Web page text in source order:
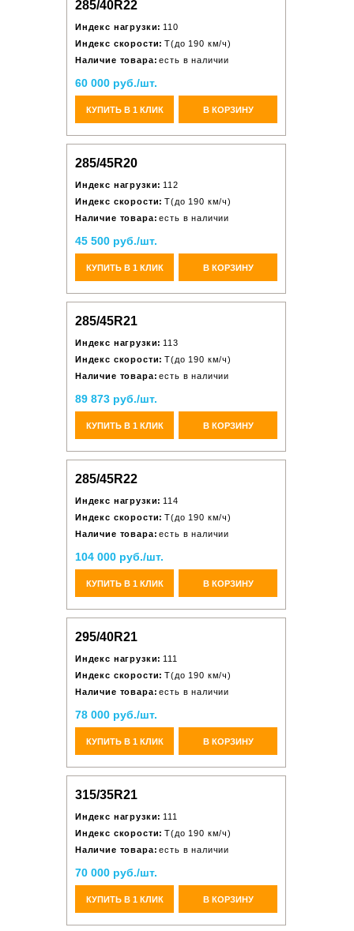
285/40R22
Индекс нагрузки: 110
Индекс скорости: T(до 190 км/ч)
Наличие товара: есть в наличии
60 000 руб./шт.
КУПИТЬ В 1 КЛИК В КОРЗИНУ
285/45R20
Индекс нагрузки: 112
Индекс скорости: T(до 190 км/ч)
Наличие товара: есть в наличии
45 500 руб./шт.
КУПИТЬ В 1 КЛИК В КОРЗИНУ
285/45R21
Индекс нагрузки: 113
Индекс скорости: T(до 190 км/ч)
Наличие товара: есть в наличии
89 873 руб./шт.
КУПИТЬ В 1 КЛИК В КОРЗИНУ
285/45R22
Индекс нагрузки: 114
Индекс скорости: T(до 190 км/ч)
Наличие товара: есть в наличии
104 000 руб./шт.
КУПИТЬ В 1 КЛИК В КОРЗИНУ
295/40R21
Индекс нагрузки: 111
Индекс скорости: T(до 190 км/ч)
Наличие товара: есть в наличии
78 000 руб./шт.
КУПИТЬ В 1 КЛИК В КОРЗИНУ
315/35R21
Индекс нагрузки: 111
Индекс скорости: T(до 190 км/ч)
Наличие товара: есть в наличии
70 000 руб./шт.
КУПИТЬ В 1 КЛИК В КОРЗИНУ